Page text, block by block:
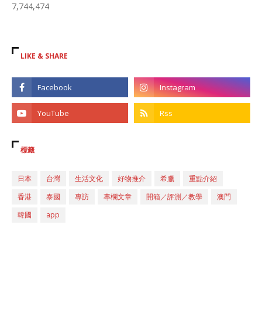
7,744,474
LIKE & SHARE
標籤
日本 台灣 生活文化 好物推介 希臘
重點介紹
香港
泰國 專訪 專欄文章 開箱／評測／教學
澳門
韓國
app